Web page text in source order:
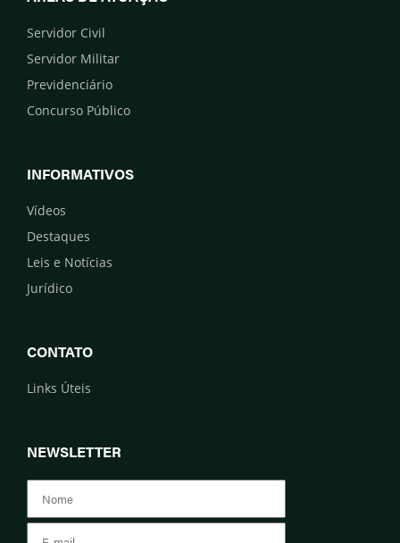
Servidor Civil
Servidor Militar
Previdenciário
Concurso Público
INFORMATIVOS
Vídeos
Destaques
Leis e Notícias
Jurídico
CONTATO
Links Úteis
NEWSLETTER